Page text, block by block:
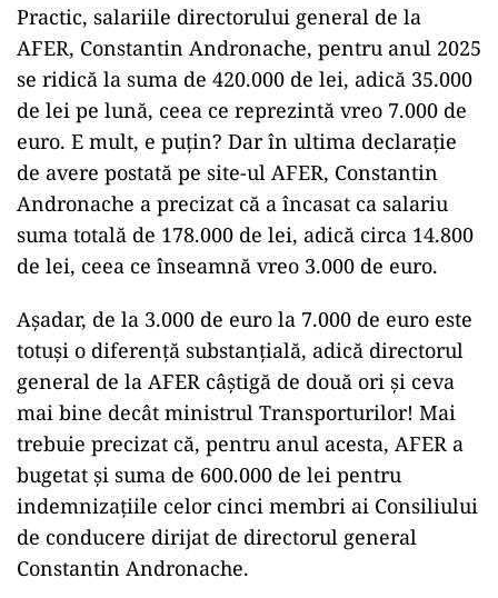
Practic, salariile directorului general de la
AFER, Constantin Andronache, pentru anul 2025
se ridică la suma de 420.000 de lei, adică 35.000
de lei pe lună, ceea ce reprezintă vreo 7.000 de
euro. E mult, e puțin? Dar în ultima declarație
de avere postată pe site-ul AFER, Constantin
Andronache a precizat că a încasat ca salariu
suma totală de 178.000 de lei, adică circa 14.800
de lei, ceea ce înseamnă vreo 3.000 de euro.
Așadar, de la 3.000 de euro la 7.000 de euro este
totuși o diferență substanțială, adică directorul
general de la AFER câștigă de două ori și ceva
mai bine decât ministrul Transporturilor! Mai
trebuie precizat că, pentru anul acesta, AFER a
bugetat și suma de 600.000 de lei pentru
indemnizațiile celor cinci membri ai Consiliului
de conducere dirijat de directorul general
Constantin Andronache.